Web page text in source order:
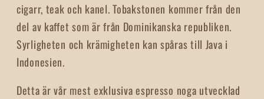
cigarr, teak och kanel. Tobakstonen kommer från den
del av kaffet som är från Dominikanska republiken.
Syrligheten och krämigheten kan spåras till Java i
Indonesien.
Detta är vår mest exklusiva espresso noga utvecklad